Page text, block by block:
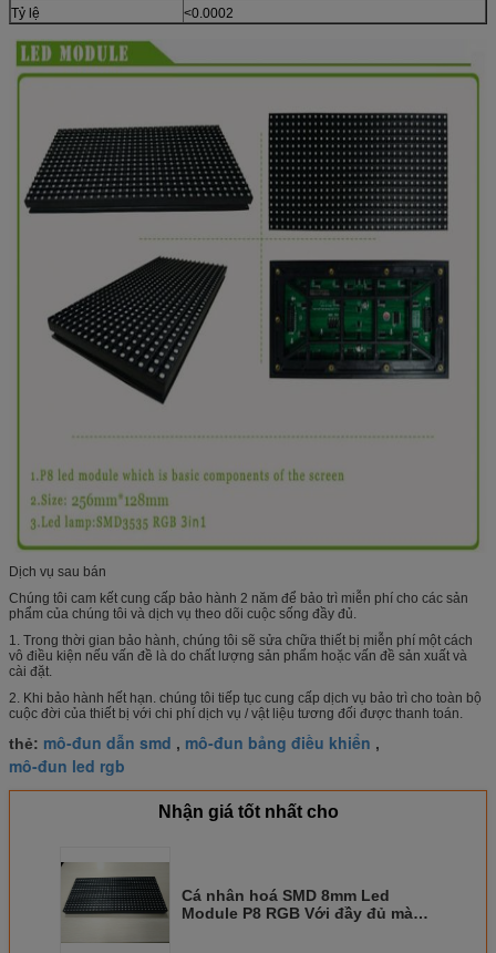
Tỷ lệ
<0.0002
Dịch vụ sau bán
Chúng tôi cam kết cung cấp bảo hành 2 năm để bảo trì miễn phí cho các sản
phẩm của chúng tôi và dịch vụ theo dõi cuộc sống đầy đủ.
1. Trong thời gian bảo hành, chúng tôi sẽ sửa chữa thiết bị miễn phí một cách
vô điều kiện nếu vấn đề là do chất lượng sản phẩm hoặc vấn đề sản xuất và
cài đặt.
2. Khi bảo hành hết hạn. chúng tôi tiếp tục cung cấp dịch vụ bảo trì cho toàn bộ
cuộc đời của thiết bị với chi phí dịch vụ / vật liệu tương đối được thanh toán.
thẻ: mô-đun dẫn smd , mô-đun bảng điều khiển ,
mô-đun led rgb
Nhận giá tốt nhất cho
Cá nhân hoá SMD 8mm Led
Module P8 RGB Với đầy đủ màu